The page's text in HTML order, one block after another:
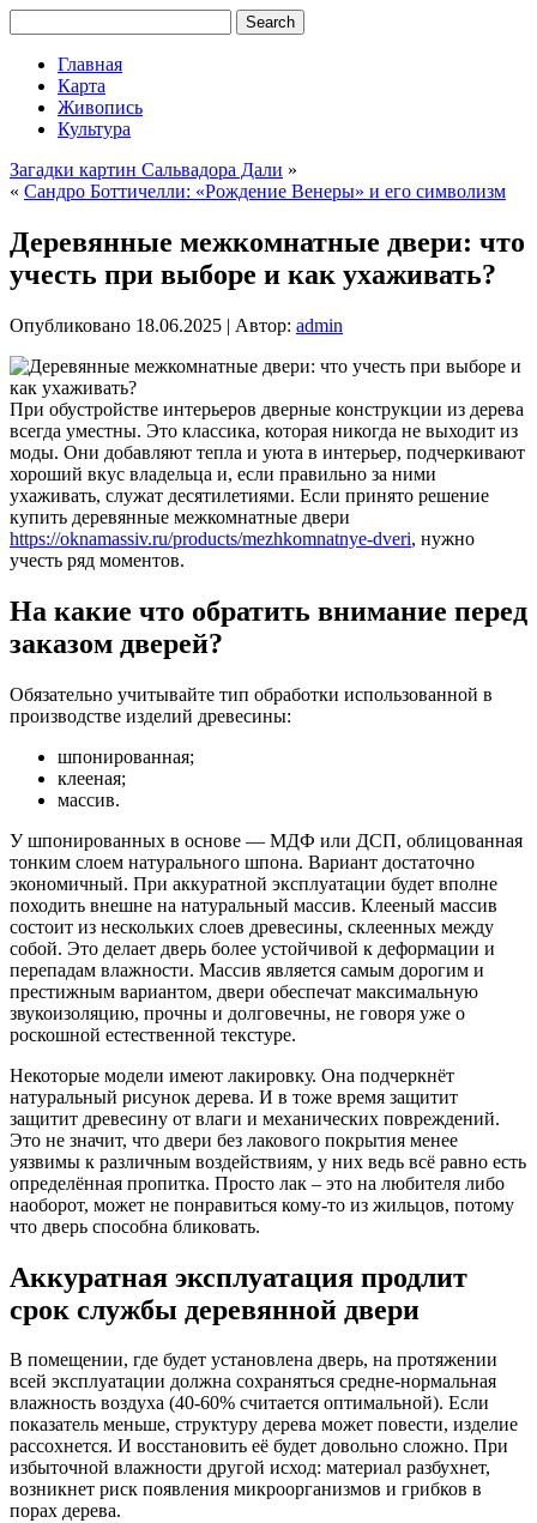
Главная
Карта
Живопись
Культура
Загадки картин Сальвадора Дали »
« Сандро Боттичелли: «Рождение Венеры» и его символизм
Деревянные межкомнатные двери: что
учесть при выборе и как ухаживать?
Опубликовано 18.06.2025 | Автор: admin
При обустройстве интерьеров дверные конструкции из дерева
всегда уместны. Это классика, которая никогда не выходит из
моды. Они добавляют тепла и уюта в интерьер, подчеркивают
хороший вкус владельца и, если правильно за ними
ухаживать, служат десятилетиями. Если принято решение
купить деревянные межкомнатные двери
https://oknamassiv.ru/products/mezhkomnatnye-dveri, нужно
учесть ряд моментов.
На какие что обратить внимание перед
заказом дверей?
Обязательно учитывайте тип обработки использованной в
производстве изделий древесины:
шпонированная;
клееная;
массив.
У шпонированных в основе — МДФ или ДСП, облицованная
тонким слоем натурального шпона. Вариант достаточно
экономичный. При аккуратной эксплуатации будет вполне
походить внешне на натуральный массив. Клееный массив
состоит из нескольких слоев древесины, склеенных между
собой. Это делает дверь более устойчивой к деформации и
перепадам влажности. Массив является самым дорогим и
престижным вариантом, двери обеспечат максимальную
звукоизоляцию, прочны и долговечны, не говоря уже о
роскошной естественной текстуре.
Некоторые модели имеют лакировку. Она подчеркнёт
натуральный рисунок дерева. И в тоже время защитит
защитит древесину от влаги и механических повреждений.
Это не значит, что двери без лакового покрытия менее
уязвимы к различным воздействиям, у них ведь всё равно есть
определённая пропитка. Просто лак – это на любителя либо
наоборот, может не понравиться кому-то из жильцов, потому
что дверь способна бликовать.
Аккуратная эксплуатация продлит
срок службы деревянной двери
В помещении, где будет установлена дверь, на протяжении
всей эксплуатации должна сохраняться средне-нормальная
влажность воздуха (40-60% считается оптимальной). Если
показатель меньше, структуру дерева может повести, изделие
рассохнется. И восстановить её будет довольно сложно. При
избыточной влажности другой исход: материал разбухнет,
возникнет риск появления микроорганизмов и грибков в
порах дерева.